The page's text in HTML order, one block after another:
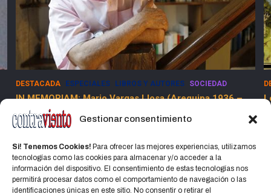
Gestionar consentimiento
Si! Tenemos Cookies! Para ofrecer las mejores experiencias, utilizamos
tecnologías como las cookies para almacenar y/o acceder a la
información del dispositivo. El consentimiento de estas tecnologías nos
permitirá procesar datos como el comportamiento de navegación o las
identificaciones únicas en este sitio. No consentir o retirar el
DESTACADA ESPECIALES LIBROS Y AUTORES SOCIEDAD
IN MEMORIAM: Mario Vargas Llosa (Arequipa 1936 –
Lima 2025)
15 abril, 2025